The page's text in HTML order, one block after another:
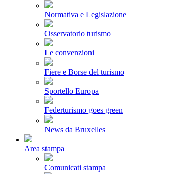
Normativa e Legislazione
Osservatorio turismo
Le convenzioni
Fiere e Borse del turismo
Sportello Europa
Federturismo goes green
News da Bruxelles
Area stampa
Comunicati stampa